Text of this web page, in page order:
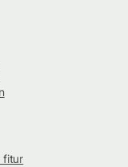
fitur